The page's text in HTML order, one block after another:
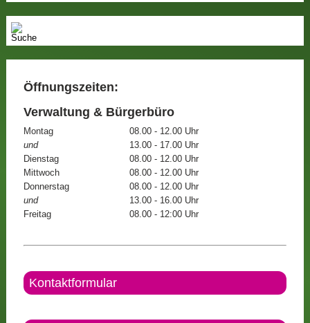
Öffnungszeiten:
Verwaltung & Bürgerbüro
Montag
08.00 - 12.00 Uhr
und
13.00 - 17.00 Uhr
Dienstag
08.00 - 12.00 Uhr
Mittwoch
08.00 - 12.00 Uhr
Donnerstag
08.00 - 12.00 Uhr
und
13.00 - 16.00 Uhr
Freitag
08.00 - 12:00 Uhr
Kontaktformular